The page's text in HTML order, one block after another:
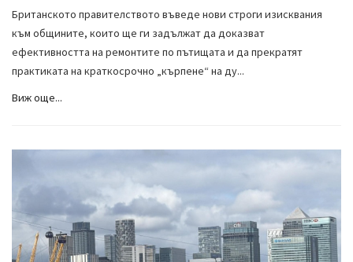
Британското правителството въведе нови строги изисквания
към общините, които ще ги задължат да доказват
ефективността на ремонтите по пътищата и да прекратят
практиката на краткосрочно „кърпене“ на ду...
Виж още...